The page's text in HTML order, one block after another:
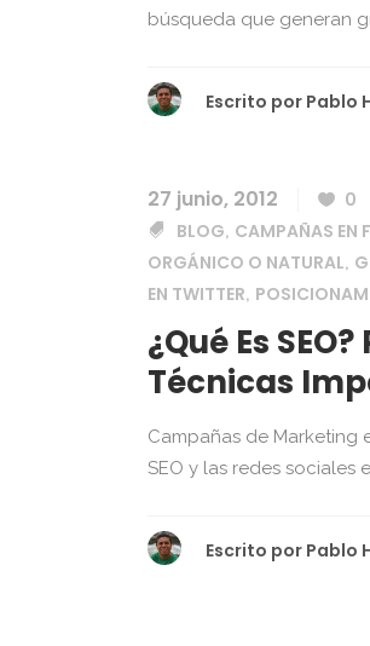
búsqueda que generan
Escrito por Pablo
27 junio, 2012 0
BLOG, CAMPAÑAS EN
ORGÁNICO O NATURAL,
EN TWITTER,
¿Qué Es
Técnicas
Campañas de Marketing
SEO y las redes sociales
Escrito por Pablo